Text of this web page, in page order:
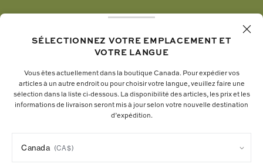
Pinterest
YouTube
La fondation Tory Burch renforce le pouvoir
économique des femmes en soutenant les
entrepreneures qui bâtissent des entreprises
SÉLECTIONNEZ VOTRE EMPLACEMENT ET
VOTRE LANGUE
Vous êtes actuellement dans la boutique Canada. Pour expédier vos
articles à un autre endroit ou pour choisir votre langue, veuillez faire une
sélection dans la liste ci-dessous. La disponibilité des articles, les prix et les
informations de livraison seront mis à jour selon votre nouvelle destination
d’expédition.
Canada (CA$)